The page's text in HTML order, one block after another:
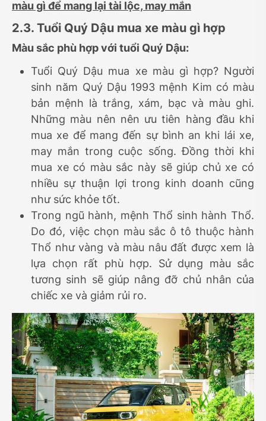
màu gì để mang lại tài lộc, may mắn
2.3. Tuổi Quý Dậu mua xe màu gì hợp
Màu sắc phù hợp với tuổi Quý Dậu:
Tuổi Quý Dậu mua xe màu gì hợp? Người
sinh năm Quý Dậu 1993 mệnh Kim có màu
bản mệnh là trắng, xám, bạc và màu ghi.
Những màu nên nên ưu tiên hàng đầu khi
mua xe để mang đến sự bình an khi lái xe,
may mắn trong cuộc sống. Đồng thời khi
mua xe có màu sắc này sẽ giúp chủ xe có
nhiều sự thuận lợi trong kinh doanh cũng
như sức khỏe tốt.
Trong ngũ hành, mệnh Thổ sinh hành Thổ.
Do đó, việc chọn màu sắc ô tô thuộc hành
Thổ như vàng và màu nâu đất được xem là
lựa chọn rất phù hợp. Sử dụng màu sắc
tương sinh sẽ giúp nâng đỡ chủ nhân của
chiếc xe và giảm rủi ro.